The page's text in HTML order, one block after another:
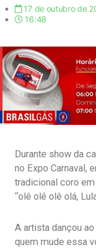
17 de outubro de
16:48
Durante show da
no Expo Carnaval,
tradicional coro
“olê olê olê olá,
A artista dançou
quem mude essa